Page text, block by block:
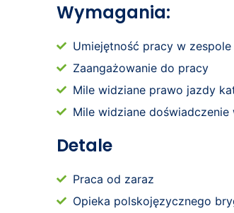
Wymagania:
Umiejętność pracy w zespole
Zaangażowanie do pracy
Mile widziane prawo jazdy
Mile widziane doświadczenie
Detale
Praca od zaraz
Opieka polskojęzycznego